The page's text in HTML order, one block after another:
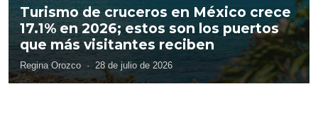
Turismo de cruceros en México crece
17.1% en 2026; estos son los puertos
que más visitantes reciben
Regina Orozco · 28 de julio de 2026